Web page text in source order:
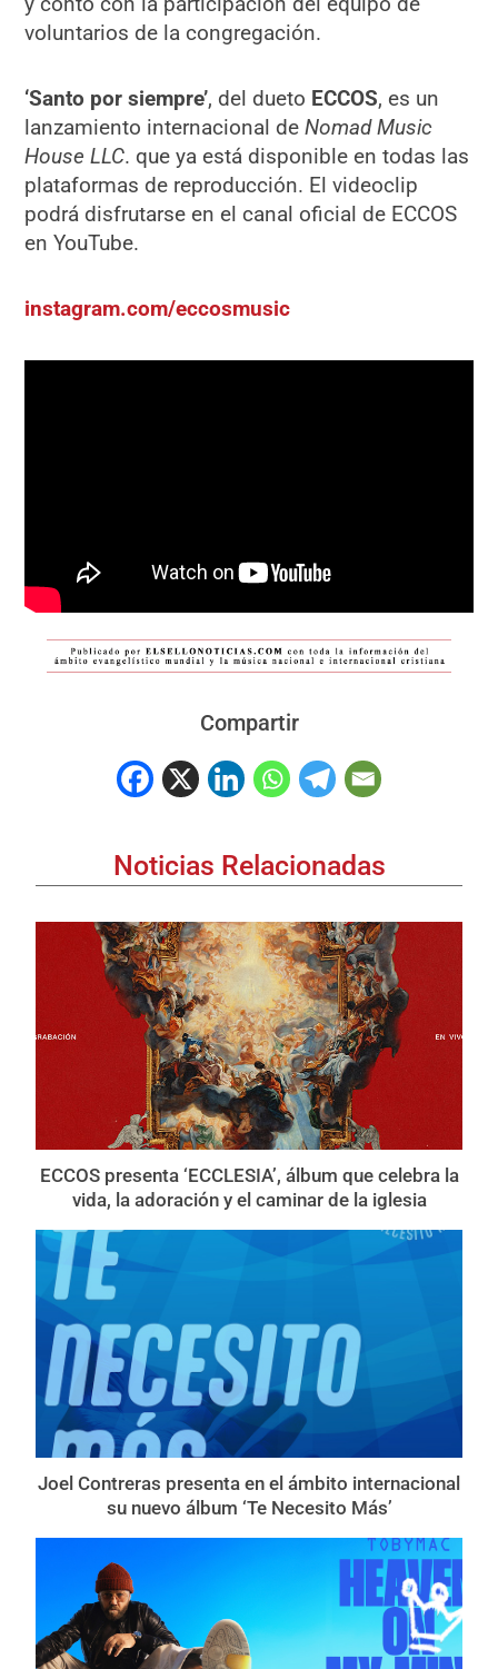
voluntarios de la congregación.
‘Santo por siempre’, del dueto ECCOS, es un
lanzamiento internacional deNomad Music
House LLC. que ya está disponible en todas las
plataformas de reproducción. El videoclip
podrá disfrutarse en el canal oficial de ECCOS
en YouTube.
instagram.com/eccosmusic
Compartir
Noticias Relacionadas
ECCOS presenta ‘ECCLESIA’, álbum que celebra la
vida, la adoración y el caminar de la iglesia
Joel Contreras presenta en el ámbito internacional
su nuevo álbum ‘Te Necesito Más’